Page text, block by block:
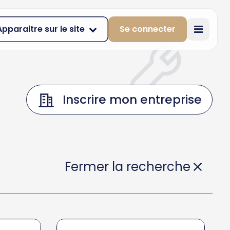
sur le site Se connecter
Inscrire mon entreprise
Fermer la recherche